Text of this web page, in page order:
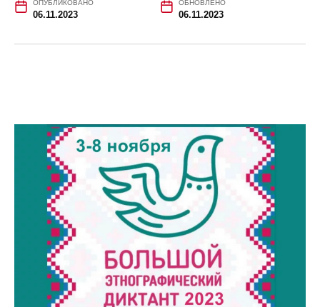
ОПУБЛИКОВАНО
06.11.2023
ОБНОВЛЕНО
06.11.2023